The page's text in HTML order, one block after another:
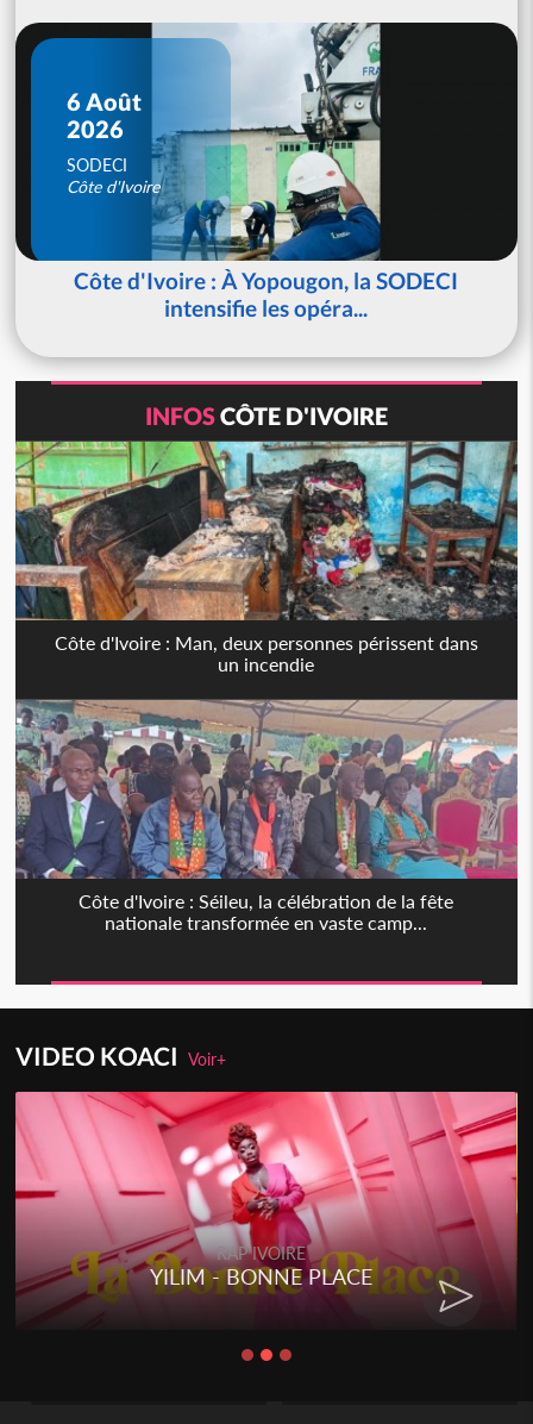
6 Août
2026
SODECI
Côte d'Ivoire
Côte d'Ivoire : À Yopougon, la SODECI
intensifie les opéra...
INFOSCÔTE D'IVOIRE
Côte d'Ivoire : Man, deux personnes périssent dans
un incendie
Côte d'Ivoire : Séileu, la célébration de la fête
nationale transformée en vaste camp...
VIDEO KOACIVoir+
RAP IVOIRE
YILIM - BONNE PLACE